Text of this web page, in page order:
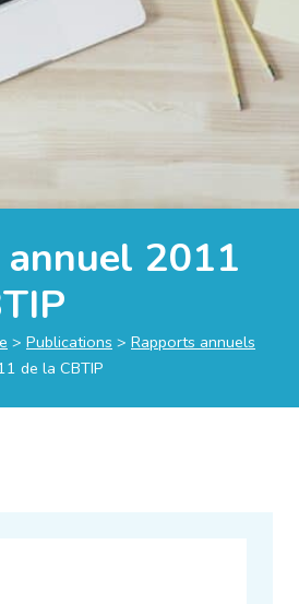
2011
> Publications > Rapports annuels
de la CBTIP